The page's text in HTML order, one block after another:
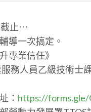
截止⋯
導一次搞定。
專業信任》
務人員乙級技術士
： https://forms.gle/